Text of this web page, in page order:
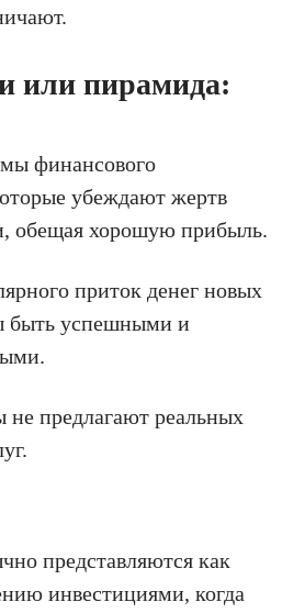
или пирамида:
финансового
убеждают жертв
обещая хорошую прибыль.
приток денег новых
быть успешными и
предлагают реальных
представляются как
инвестициями, когда